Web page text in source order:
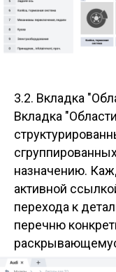
3.2. Вкладка
Вкладка
назначению.
активной
перехода к
перечню